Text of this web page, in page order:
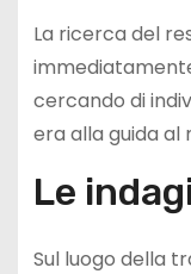
La ricerca del
cercando di
era alla guida al
Le
Sul luogo della